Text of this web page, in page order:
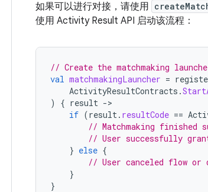
如果可以进行对接，请使用
使用 Activity Result API 启动该流程：
// Create the matchmaking
val matchmakingLauncher =
ActivityResultContracts .
)
{ result -
if (result. resultCode ==
// Matchmaking finished
// User successfully
} else {
// User canceled flow or
}
}